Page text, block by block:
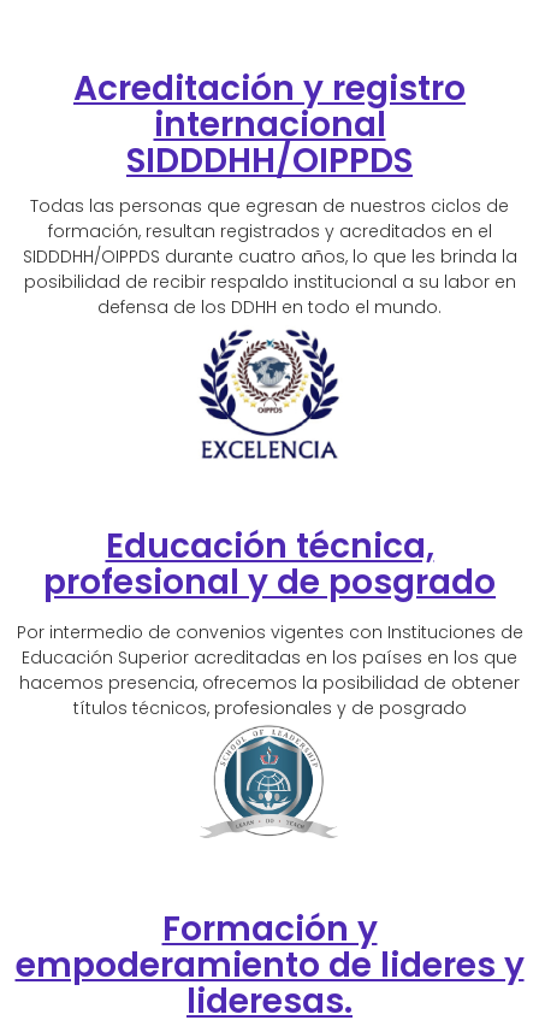
Acreditación y registro
internacional
SIDDDHH/OIPPDS
Todas las personas que egresan de nuestros ciclos de
formación, resultan registrados y acreditados en el
SIDDDHH/OIPPDS durante cuatro años, lo que les brinda la
posibilidad de recibir respaldo institucional a su labor en
defensa de los DDHH en todo el mundo.
Educación técnica,
profesional y de posgrado
Por intermedio de convenios vigentes con Instituciones de
Educación Superior acreditadas en los países en los que
hacemos presencia, ofrecemos la posibilidad de obtener
títulos técnicos, profesionales y de posgrado
Formación y
empoderamiento de lideres y
lideresas.